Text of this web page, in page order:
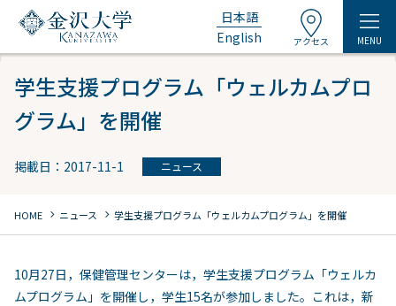
日本語
English
アクセス MENU
学生支援プログラム「ウェルカムプロ
グラム」を開催
掲載日：2017-11-1 ニュース
HOME chevron_right ニュース chevron_right 学生支援プログラム「ウェルカムプログラム」を開催
10月27日，保健管理センターは，学生支援プログラム「ウェルカ
ムプログラム」を開催し，学生15名が参加しました。これは，新